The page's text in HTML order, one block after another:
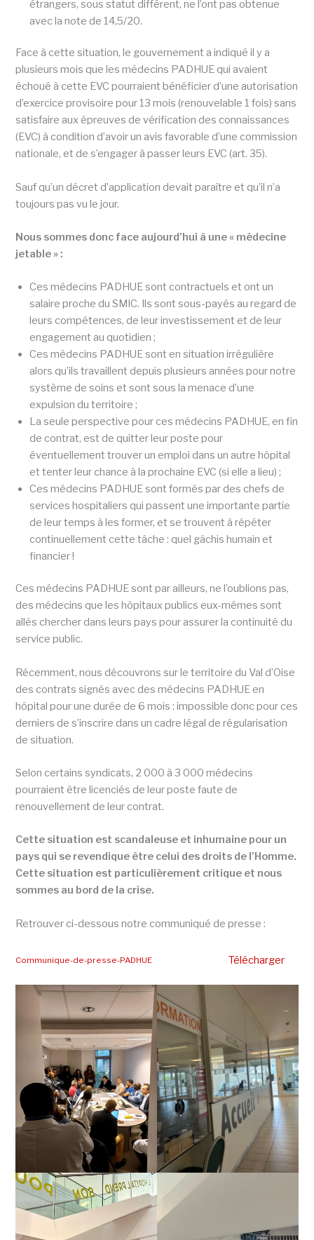
étrangers, sous statut différent, ne l’ont pas obtenue
avec la note de 14,5/20.
Face à cette situation, le gouvernement a indiqué il y a
plusieurs mois que les médecins PADHUE qui avaient
échoué à cette EVC pourraient bénéficier d’une autorisation
d’exercice provisoire pour 13 mois (renouvelable 1 fois) sans
satisfaire aux épreuves de vérification des connaissances
(EVC) à condition d’avoir un avis favorable d’une commission
nationale, et de s’engager à passer leurs EVC (art. 35).
Sauf qu’un décret d’application devait paraître et qu’il n’a
toujours pas vu le jour.
Nous sommes donc face aujourd’hui à une « médecine
jetable » :
Ces médecins PADHUE sont contractuels et ont un
salaire proche du SMIC. Ils sont sous-payés au regard de
leurs compétences, de leur investissement et de leur
engagement au quotidien ;
Ces médecins PADHUE sont en situation irrégulière
alors qu’ils travaillent depuis plusieurs années pour notre
système de soins et sont sous la menace d’une
expulsion du territoire ;
La seule perspective pour ces médecins PADHUE, en fin
de contrat, est de quitter leur poste pour
éventuellement trouver un emploi dans un autre hôpital
et tenter leur chance à la prochaine EVC (si elle a lieu) ;
Ces médecins PADHUE sont formés par des chefs de
services hospitaliers qui passent une importante partie
de leur temps à les former, et se trouvent à répéter
continuellement cette tâche : quel gâchis humain et
financier !
Ces médecins PADHUE sont par ailleurs, ne l’oublions pas,
des médecins que les hôpitaux publics eux-mêmes sont
allés chercher dans leurs pays pour assurer la continuité du
service public.
Récemment, nous découvrons sur le territoire du Val d’Oise
des contrats signés avec des médecins PADHUE en
hôpital pour une durée de 6 mois : impossible donc pour ces
derniers de s’inscrire dans un cadre légal de régularisation
de situation.
Selon certains syndicats, 2 000 à 3 000 médecins
pourraient être licenciés de leur poste faute de
renouvellement de leur contrat.
Cette situation est scandaleuse et inhumaine pour un
pays qui se revendique être celui des droits de l’Homme.
Cette situation est particulièrement critique et nous
sommes au bord de la crise.
Retrouver ci-dessous notre communiqué de presse :
Communique-de-presse-PADHUE Télécharger